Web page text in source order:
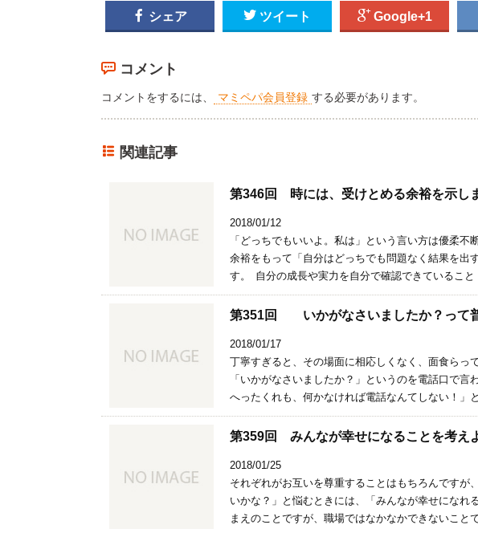
 シェア  ツイート  Google+1
コメント
コメントをするには、 マミペパ会員登録 する必要があります。
関連記事
第346回 時には、受けとめる余裕を示し
2018/01/12
「どっちでもいいよ。私は」という言い方は優柔不
余裕をもって「自分はどっちでも問題なく結果を出
す。 自分の成長や実力を自分で確認できているこ
第351回 いかがなさいましたか？って
2018/01/17
丁寧すぎると、その場面に相応しくなく、面食らっ
「いかがなさいましたか？」というのを電話口で
へったくれも、何かなければ電話なんてしない！」
第359回 みんなが幸せになることを考え
2018/01/25
それぞれがお互いを尊重することはもちろんですが
いかな？」と悩むときには、「みんなが幸せになれ
まえのことですが、職場ではなかなかできないこと